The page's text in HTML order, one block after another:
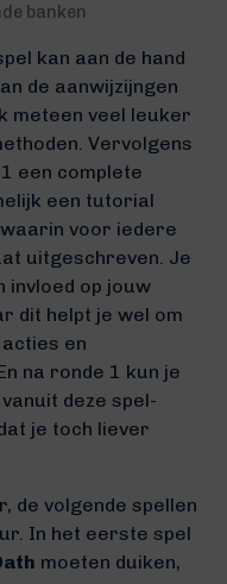
banken
kan aan de hand
de aanwijzijngen
meteen veel leuker
Vervolgens
een complete
een tutorial
voor iedere
uitgeschreven. Je
invloed op jouw
dit helpt je wel om
en
na ronde 1 kun je
deze spel-
je toch liever
de volgende spellen
In het eerste spel
moeten duiken,